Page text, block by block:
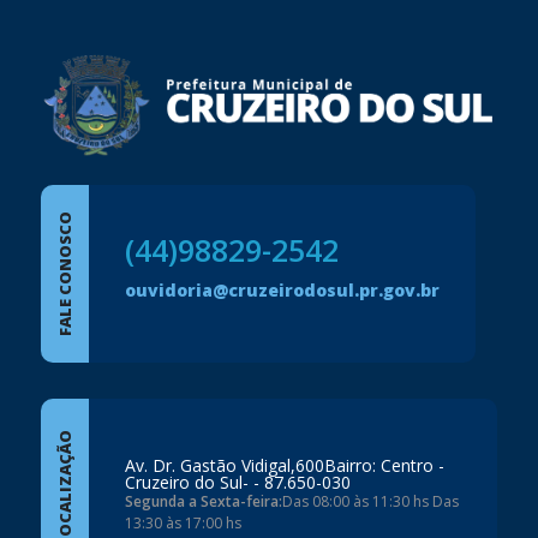
FALE CONOSCO (44)98829-2542
ouvidoria@cruzeirodosul.pr.gov.br
LOCALIZAÇÃO Av. Dr. Gastão Vidigal,600Bairro: Centro -
Cruzeiro do Sul- - 87.650-030
Segunda a Sexta-feira:Das 08:00 às 11:30 hs Das
13:30 às 17:00 hs